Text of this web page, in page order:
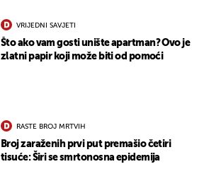
VRIJEDNI SAVJETI
Što ako vam gosti unište apartman? Ovo je
zlatni papir koji može biti od pomoći
RASTE BROJ MRTVIH
Broj zaraženih prvi put premašio četiri
tisuće: Širi se smrtonosna epidemija